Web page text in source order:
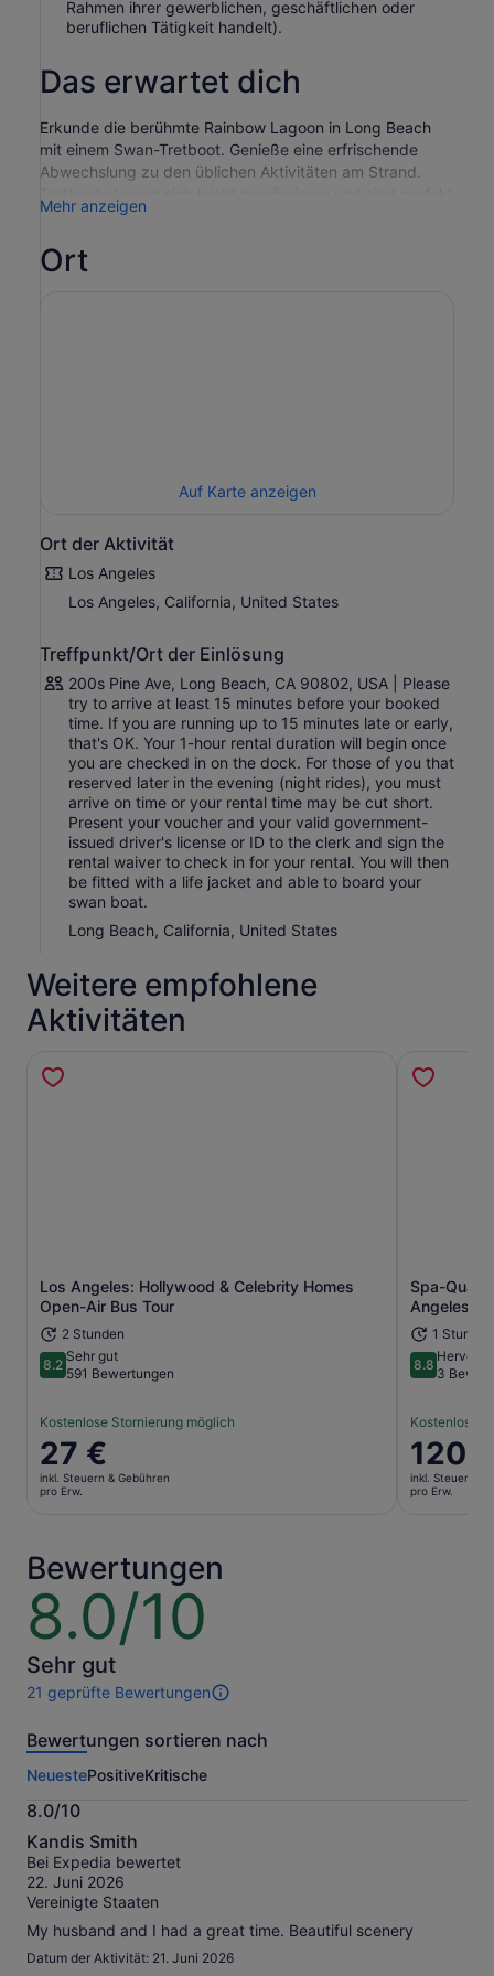
Rahmen ihrer gewerblichen, geschäftlichen oder
beruflichen Tätigkeit handelt).
Das erwartet dich
Erkunde die berühmte Rainbow Lagoon in Long Beach
mit einem Swan-Tretboot. Genieße eine erfrischende
Abwechslung zu den üblichen Aktivitäten am Strand.
für Familien und Freunde.
Schwanenboot steuerst. Sie sind lustig und auffällig und
Mehr anzeigen
Ort
Auf Karte anzeigen
Ort der Aktivität
Los Angeles
Los Angeles, California, United States
Treffpunkt/Ort der Einlösung
200s Pine Ave, Long Beach, CA 90802, USA | Please
try to arrive at least 15 minutes before your booked
time. If you are running up to 15 minutes late or early,
that's OK. Your 1-hour rental duration will begin once
you are checked in on the dock. For those of you that
reserved later in the evening (night rides), you must
arrive on time or your rental time may be cut short.
Present your voucher and your valid government-
issued driver's license or ID to the clerk and sign the
rental waiver to check in for your rental. You will then
be fitted with a life jacket and able to board your
swan boat.
Long Beach, California, United States
Weitere empfohlene
Aktivitäten
Los Angeles: Hollywood & Celebrity Homes
Open-Air Bus Tour
2 Stunden
8.28.2 von 10
Sehr gut
591 Bewertungen
Kostenlose Stornierung möglich
Der
Preis
beträgt
Erw.
27 €
inkl. Steuern & Gebühren
pro Erw.
Wird in einem neuen Tab geöffnet
Spa-
Angeles
1 Stunde
8.88.8 von 10
3
Kostenlose
Der
Preis
beträgt
120 €
inkl. Steuern &
pro Erw.
Bewertungen
8.0/10
8.0
von
10
Sehr gut
21 geprüfte Bewertungen
21
dieser
Weitere
Informationen
zu
unseren
geprüften
Bewertungen.
Bewertungen sortieren nach
NeuestePositiveKritische
8.0/10
8.0
von
10
Kandis Smith
Bei Expedia bewertet
22. Juni 2026
Vereinigte Staaten
My husband and I had a great time. Beautiful scenery
Datum der Aktivität: 21. Juni 2026